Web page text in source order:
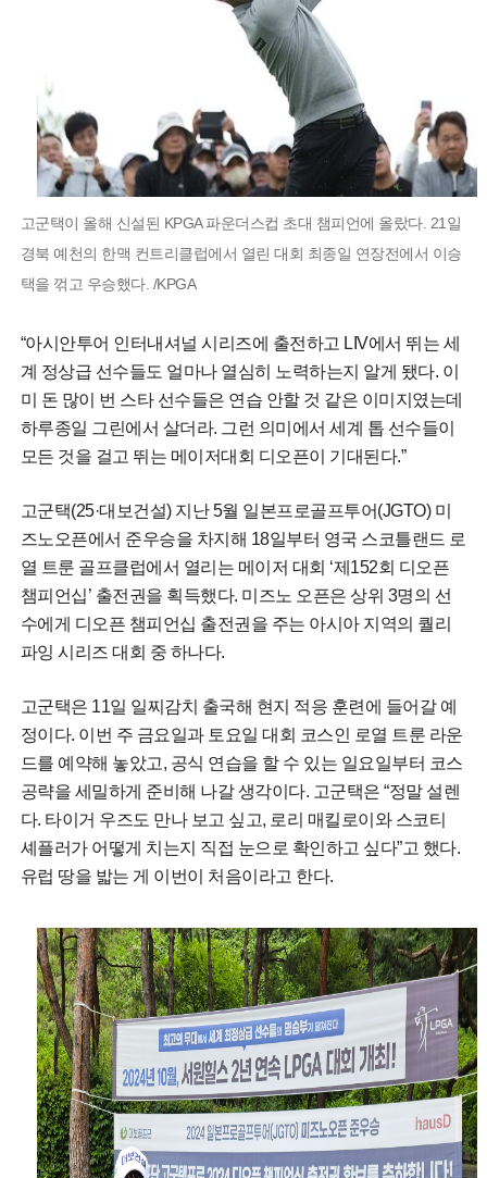
고군택이 올해 신설된 KPGA 파운더스컵 초대 챔피언에 올랐다. 21일
경북 예천의 한맥 컨트리클럽에서 열린 대회 최종일 연장전에서 이승
택을 꺾고 우승했다. /KPGA
“아시안투어 인터내셔널 시리즈에 출전하고 LIV에서 뛰는 세
계 정상급 선수들도 얼마나 열심히 노력하는지 알게 됐다. 이
미 돈 많이 번 스타 선수들은 연습 안할 것 같은 이미지였는데
하루종일 그린에서 살더라. 그런 의미에서 세계 톱 선수들이
모든 것을 걸고 뛰는 메이저대회 디오픈이 기대된다.”
고군택(25·대보건설) 지난 5월 일본프로골프투어(JGTO) 미
즈노오픈에서 준우승을 차지해 18일부터 영국 스코틀랜드 로
열 트룬 골프클럽에서 열리는 메이저 대회 ‘제152회 디오픈
챔피언십’ 출전권을 획득했다. 미즈노 오픈은 상위 3명의 선
수에게 디오픈 챔피언십 출전권을 주는 아시아 지역의 퀄리
파잉 시리즈 대회 중 하나다.
고군택은 11일 일찌감치 출국해 현지 적응 훈련에 들어갈 예
정이다. 이번 주 금요일과 토요일 대회 코스인 로열 트룬 라운
드를 예약해 놓았고, 공식 연습을 할 수 있는 일요일부터 코스
공략을 세밀하게 준비해 나갈 생각이다. 고군택은 “정말 설렌
다. 타이거 우즈도 만나 보고 싶고, 로리 매킬로이와 스코티
셰플러가 어떻게 치는지 직접 눈으로 확인하고 싶다”고 했다.
유럽 땅을 밟는 게 이번이 처음이라고 한다.